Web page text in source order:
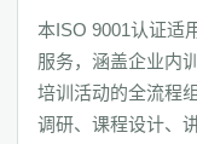
本ISO 9001认证适
服务，涵盖企业内
培训活动的全流程
调研、课程设计、